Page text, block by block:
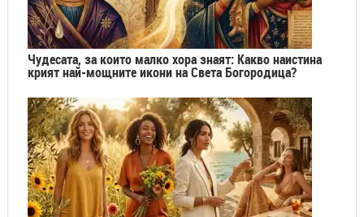
Чудесата, за които малко хора знаят: Какво наистина
крият най-мощните икони на Света Богородица?